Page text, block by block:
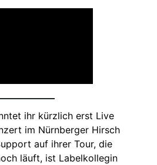
ihr kürzlich erst Live
im Nürnberger Hirsch
auf ihrer Tour, die
läuft, ist Labelkollegin